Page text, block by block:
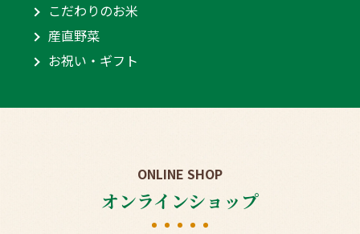
こだわりのお米
産直野菜
お祝い・ギフト
ONLINE SHOP
オンラインショップ